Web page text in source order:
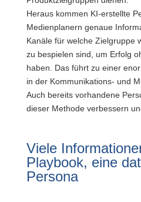
Heraus kommen KI-erstellte
Medienplanern genaue
Kanäle für welche Zielgruppe
zu bespielen sind, um Erfolg
haben. Das führt zu einer
in der Kommunikations- und
Auch bereits vorhandene
dieser Methode verbessern
Viele
Playbook, eine
Persona